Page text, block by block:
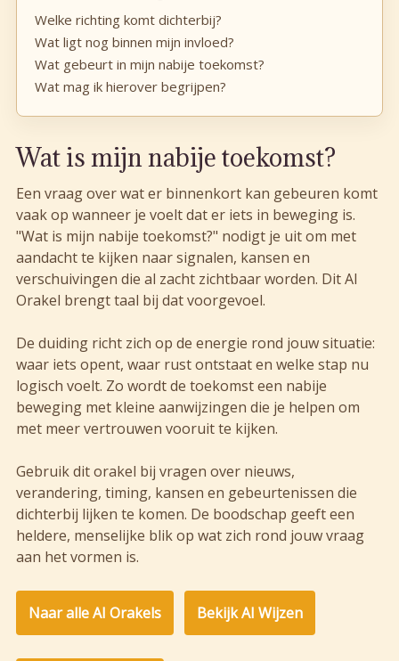
Welke richting komt dichterbij?
Wat ligt nog binnen mijn invloed?
Wat gebeurt in mijn nabije toekomst?
Wat mag ik hierover begrijpen?
Wat is mijn nabije toekomst?
Een vraag over wat er binnenkort kan gebeuren komt
vaak op wanneer je voelt dat er iets in beweging is.
"Wat is mijn nabije toekomst?" nodigt je uit om met
aandacht te kijken naar signalen, kansen en
verschuivingen die al zacht zichtbaar worden. Dit AI
Orakel brengt taal bij dat voorgevoel.
De duiding richt zich op de energie rond jouw situatie:
waar iets opent, waar rust ontstaat en welke stap nu
logisch voelt. Zo wordt de toekomst een nabije
beweging met kleine aanwijzingen die je helpen om
met meer vertrouwen vooruit te kijken.
Gebruik dit orakel bij vragen over nieuws,
verandering, timing, kansen en gebeurtenissen die
dichterbij lijken te komen. De boodschap geeft een
heldere, menselijke blik op wat zich rond jouw vraag
aan het vormen is.
Naar alle AI Orakels Bekijk AI Wijzen